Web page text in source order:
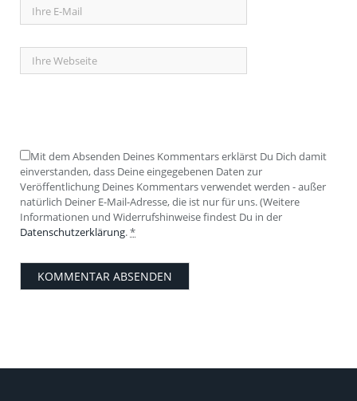
Mit dem Absenden Deines Kommentars erklärst Du Dich damit
einverstanden, dass Deine eingegebenen Daten zur
Veröffentlichung Deines Kommentars verwendet werden - außer
natürlich Deiner E-Mail-Adresse, die ist nur für uns. (Weitere
Informationen und Widerrufshinweise findest Du in der
Datenschutzerklärung.*